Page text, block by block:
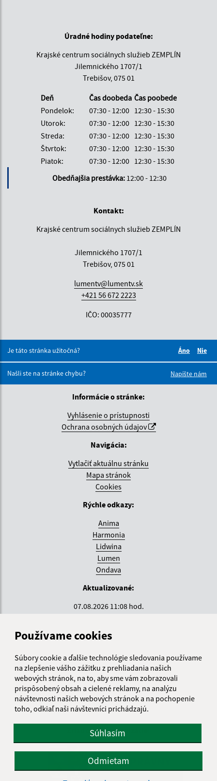
Používame cookies
Súbory cookie a ďalšie technológie sledovania používame
na zlepšenie vášho zážitku z prehliadania našich
webových stránok, na to, aby sme vám zobrazovali
prispôsobený obsah a cielené reklamy, na analýzu
návštevnosti našich webových stránok a na pochopenie
toho, odkiaľ naši návštevníci prichádzajú.
Súhlasím
Odmietam
Úradné hodiny podateľne:
Krajské centrum sociálnych služieb ZEMPLÍN
Jilemnického 1707/1
Trebišov, 075 01
Deň Čas doobeda Čas poobede
Pondelok:
07:30 - 12:00 12:30 - 15:30
Utorok:
07:30 - 12:00 12:30 - 15:30
Streda:
07:30 - 12:00 12:30 - 15:30
Štvrtok:
07:30 - 12:00 12:30 - 15:30
Piatok:
07:30 - 12:00 12:30 - 15:30
Obedňajšia prestávka: 12:00 - 12:30
Kontakt:
Krajské centrum sociálnych služieb ZEMPLÍN
Jilemnického 1707/1
Trebišov, 075 01
lumentv@lumentv.sk
+421 56 672 2223
IČO: 00035777
Je táto stránka užitočná?
Áno
Nie
Našli ste na stránke chybu?
Napíšte nám
Informácie o stránke:
Vyhlásenie o prístupnosti
Ochrana osobných údajov
Navigácia:
Vytlačiť aktuálnu stránku
Mapa stránok
Cookies
Rýchle odkazy:
Anima
Harmonia
Lidwina
Lumen
Ondava
Aktualizované:
07.08.2026 11:08 hod.
Správca obsahu je Krajské centrum sociálnych služieb
ZEMPLÍN.
Vytvorené v súlade sJednotným dizajn manuálom
elektronických služieb.
Zriaďovateľ organizácie:
KOŠICKÝ
SAMOSPRÁVNY
KRAJ